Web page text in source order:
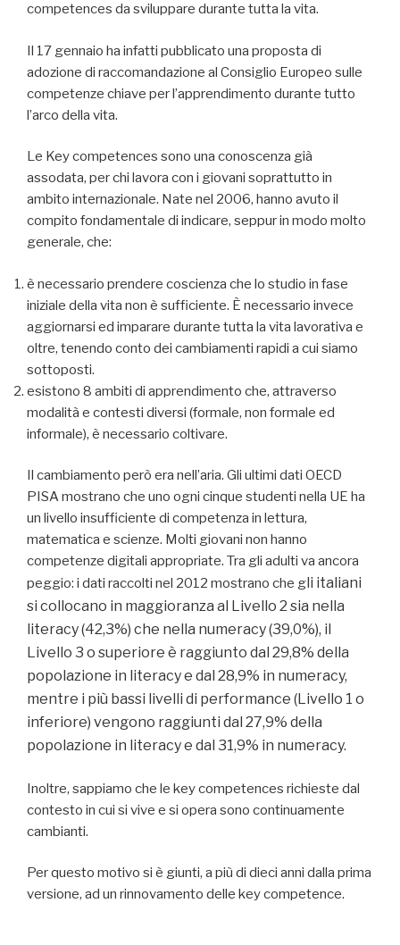
competences da sviluppare durante tutta la vita.
Il 17 gennaio ha infatti pubblicato una proposta di
adozione di raccomandazione al Consiglio Europeo sulle
competenze chiave per l’apprendimento durante tutto
l’arco della vita.
Le Key competences sono una conoscenza già
assodata, per chi lavora con i giovani soprattutto in
ambito internazionale. Nate nel 2006, hanno avuto il
compito fondamentale di indicare, seppur in modo molto
generale, che:
è necessario prendere coscienza che lo studio in fase
iniziale della vita non è sufficiente. È necessario invece
aggiornarsi ed imparare durante tutta la vita lavorativa e
oltre, tenendo conto dei cambiamenti rapidi a cui siamo
sottoposti.
esistono 8 ambiti di apprendimento che, attraverso
modalità e contesti diversi (formale, non formale ed
informale), è necessario coltivare.
Il cambiamento però era nell’aria. Gli ultimi dati OECD
PISA mostrano che uno ogni cinque studenti nella UE ha
un livello insufficiente di competenza in lettura,
matematica e scienze. Molti giovani non hanno
competenze digitali appropriate. Tra gli adulti va ancora
peggio: i dati raccolti nel 2012 mostrano che g li italiani
si collocano in maggioranza al Livello 2 sia nella
literacy (42,3%) che nella numeracy (39,0%), il
Livello 3 o superiore è raggiunto dal 29,8% della
popolazione in literacy e dal 28,9% in numeracy,
mentre i più bassi livelli di performance (Livello 1 o
inferiore) vengono raggiunti dal 27,9% della
popolazione in literacy e dal 31,9% in numeracy.
Inoltre, sappiamo che le key competences richieste dal
contesto in cui si vive e si opera sono continuamente
cambianti.
Per questo motivo si è giunti, a più di dieci anni dalla prima
versione, ad un rinnovamento delle key competence.